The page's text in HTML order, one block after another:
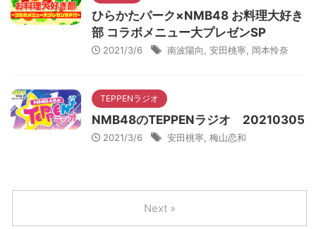
ひらかたパーク×NMB48 お料理大好き
部 コラボメニュー大プレゼンSP
2021/3/6 南波陽向 安田桃寧 岡本怜奈
TEPPENラジオ
NMB48のTEPPENラジオ 20210305
2021/3/6 安田桃寧 梅山恋和
Next »